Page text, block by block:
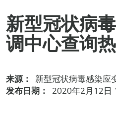
新型冠状病
调中心查询
来源：
新型冠状病毒感染应
发布日期：
2020年2月12日